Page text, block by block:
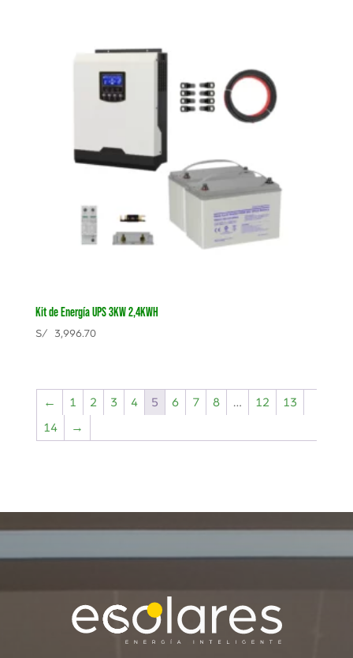
Kit de Energía UPS 3KW 2,4KWH
S/3,996.70
← 1 2 3 4 5 6 7 8 … 12
13
14
→